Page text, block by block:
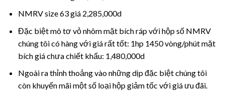
NMRV size 63 giá 2,285,000d
Đặc biệt mô tơ vỏ nhôm mặt bích ráp với hộp số NMRV
chúng tôi có hàng với giá rất tốt: 1hp 1450 vòng/phút mặt
bích giá chưa chiết khấu: 1,480,000d
Ngoài ra thỉnh thoảng vào những dịp đặc biệt chúng tôi
còn khuyến mãi một số loại hộp giảm tốc với giá ưu đãi.